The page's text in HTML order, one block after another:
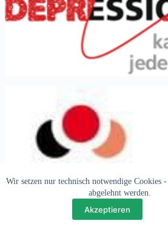
Wir setzen nur technisch notwendige Cookies
abgelehnt werden.
Akzeptieren